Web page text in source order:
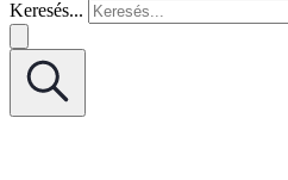
Keresés...